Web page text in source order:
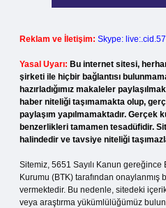
Reklam ve İletişim: Skype:
Yasal Uyarı: Bu internet sitesi,
şirketi ile hiçbir bağlantısı
hazırladığımız makaleler
haber niteliği taşımamakta olup,
paylaşım yapılmamaktadır. Gerçek
benzerlikleri tamamen tesadüfidir.
halindedir ve tavsiye niteliği
Sitemiz, 5651 Sayılı Kanun
Kurumu (BTK) tarafından onaylanmış
vermektedir. Bu nedenle, sitedeki
veya araştırma yükümlülüğümüz